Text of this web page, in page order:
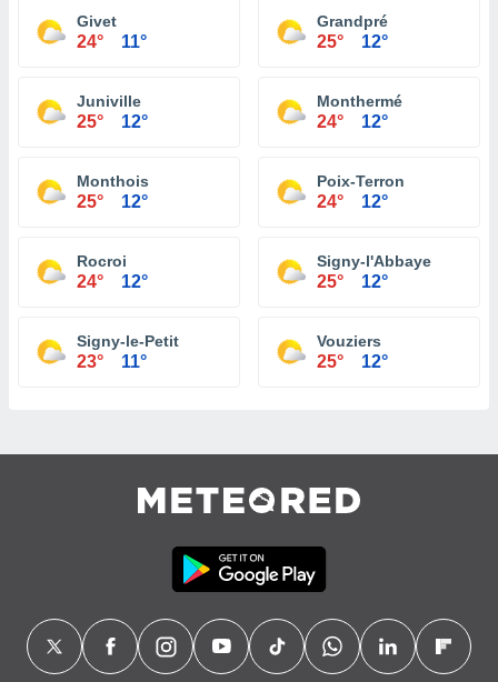
Givet
24° 11°
Grandpré
25° 12°
Juniville
25° 12°
Monthermé
24° 12°
Monthois
25° 12°
Poix-Terron
24° 12°
Rocroi
24° 12°
Signy-l'Abbaye
25° 12°
Signy-le-Petit
23° 11°
Vouziers
25° 12°